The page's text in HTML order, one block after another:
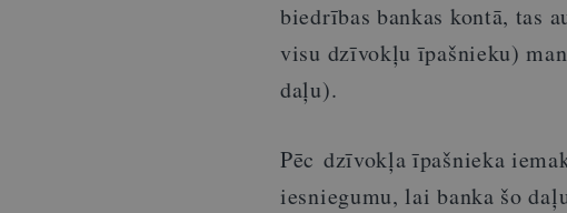
biedrības bankas kontā, tas
visu dzīvokļu īpašnieku)
daļu).
Pēc dzīvokļa īpašnieka
iesniegumu, lai banka šo